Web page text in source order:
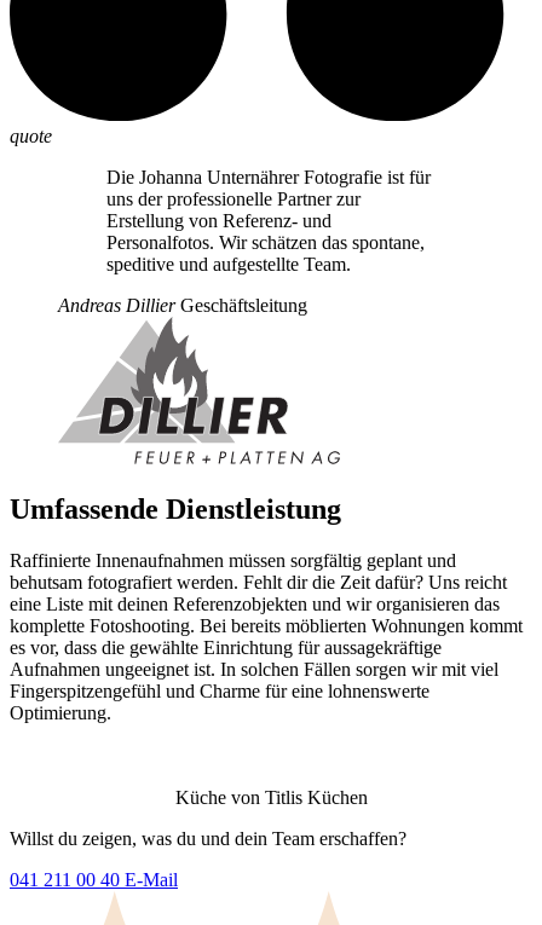
quote
Die Johanna Unternährer Fotografie ist für
uns der professionelle Partner zur
Erstellung von Referenz- und
Personalfotos. Wir schätzen das spontane,
speditive und aufgestellte Team.
Andreas Dillier Geschäftsleitung
Umfassende Dienstleistung
Raffinierte Innenaufnahmen müssen sorgfältig geplant und
behutsam fotografiert werden. Fehlt dir die Zeit dafür? Uns reicht
eine Liste mit deinen Referenzobjekten und wir organisieren das
komplette Fotoshooting. Bei bereits möblierten Wohnungen kommt
es vor, dass die gewählte Einrichtung für aussagekräftige
Aufnahmen ungeeignet ist. In solchen Fällen sorgen wir mit viel
Fingerspitzengefühl und Charme für eine lohnenswerte
Optimierung.
Küche von Titlis Küchen
Willst du zeigen, was du und dein Team erschaffen?
041 211 00 40 E-Mail